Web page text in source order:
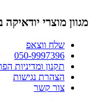
לתוכן
מגוון מוצרי
שלח ווצאפ
050-9997396
תקנון ומדיניות
הצהרת נגישות
צור קשר